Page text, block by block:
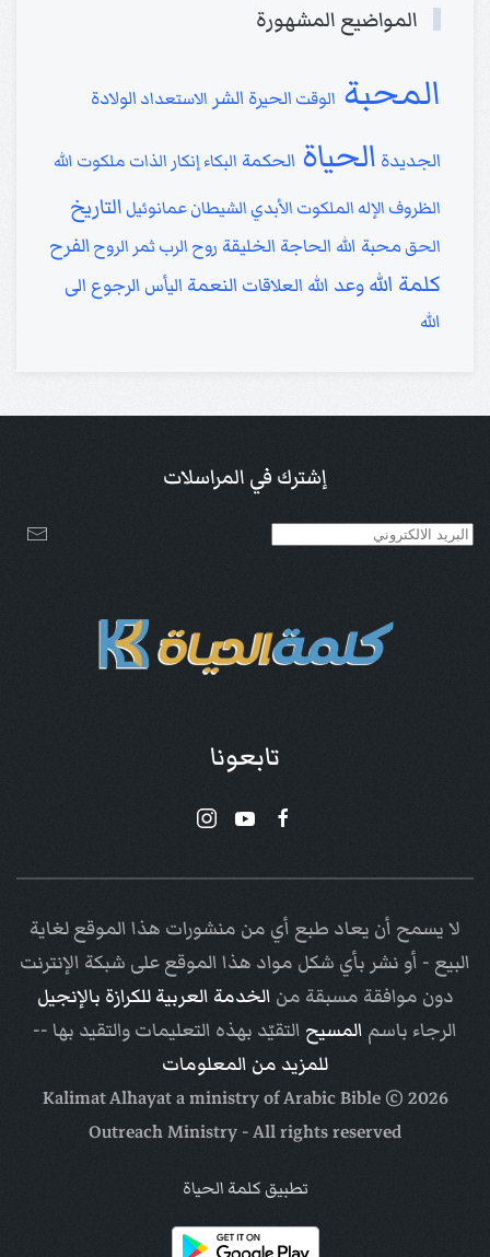
المواضيع المشهورة
المحبة الوقت الحيرة الشر الاستعداد الولادة
الجديدة الحياة الحكمة البكاءإنكار الذات ملكوت الله
الظروف الإله الملكوت الأبدي الشيطانعمانوئيل التاريخ
الحقمحبة الله الحاجة الخليقة روح الرب ثمر الروح الفرح
كلمة اللهوعد الله العلاقات النعمة اليأس الرجوع الى
الله
إشترك في المراسلات
تابعونا
لا يسمح أن يعاد طبع أي من منشورات هذا الموقع لغاية
البيع - أو نشر بأي شكل مواد هذا الموقع على شبكة الإنترنت
دون موافقة مسبقة من الخدمة العربية للكرازة بالإنجيل
الرجاء باسم المسيح التقيّد بهذه التعليمات والتقيد بها --
للمزيد من المعلومات
2026
© Kalimat Alhayat a ministry of
Arabic Bible
Outreach Ministry- All rights reserved
تطبيق كلمة الحياة